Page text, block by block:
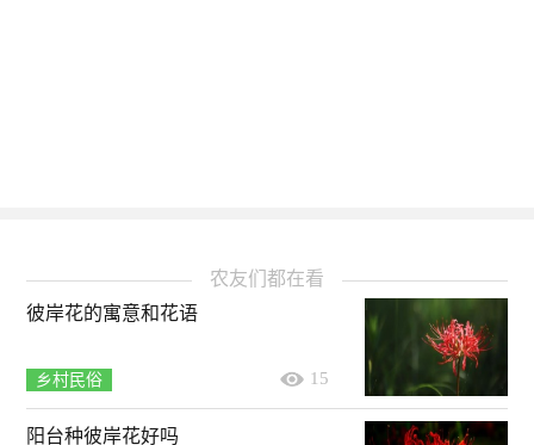
农友们都在看
彼岸花的寓意和花语
乡村民俗 15
阳台种彼岸花好吗